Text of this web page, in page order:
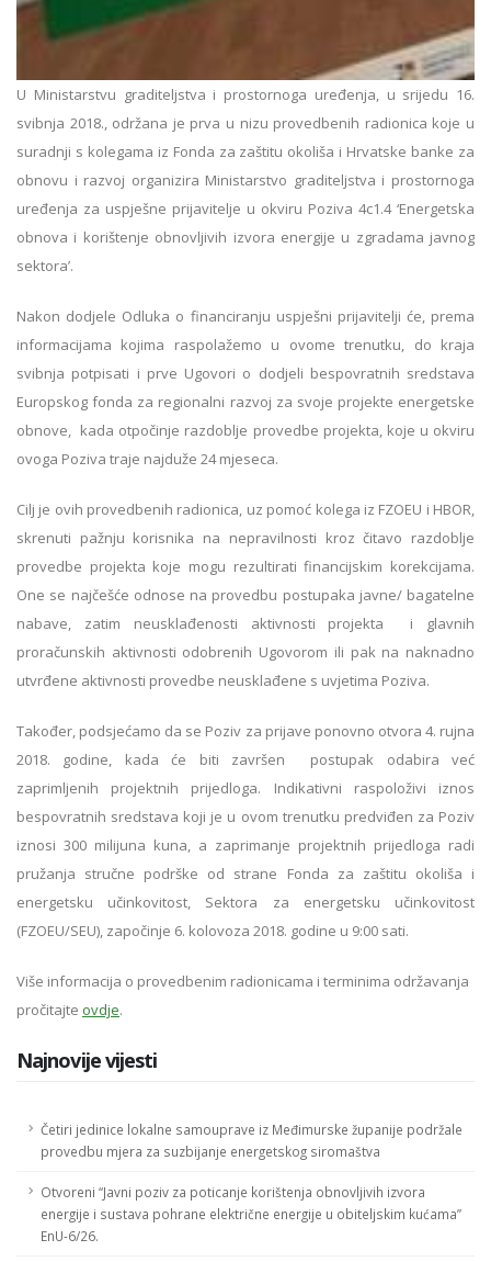
U Ministarstvu graditeljstva i prostornoga uređenja, u srijedu 16.
svibnja 2018., održana je prva u nizu provedbenih radionica koje u
suradnji s kolegama iz Fonda za zaštitu okoliša i Hrvatske banke za
obnovu i razvoj organizira Ministarstvo graditeljstva i prostornoga
uređenja za uspješne prijavitelje u okviru Poziva 4c1.4 ‘Energetska
obnova i korištenje obnovljivih izvora energije u zgradama javnog
sektora’.
Nakon dodjele Odluka o financiranju uspješni prijavitelji će, prema
informacijama kojima raspolažemo u ovome trenutku, do kraja
svibnja potpisati i prve Ugovori o dodjeli bespovratnih sredstava
Europskog fonda za regionalni razvoj za svoje projekte energetske
obnove, kada otpočinje razdoblje provedbe projekta, koje u okviru
ovoga Poziva traje najduže 24 mjeseca.
Cilj je ovih provedbenih radionica, uz pomoć kolega iz FZOEU i HBOR,
skrenuti pažnju korisnika na nepravilnosti kroz čitavo razdoblje
provedbe projekta koje mogu rezultirati financijskim korekcijama.
One se najčešće odnose na provedbu postupaka javne/ bagatelne
nabave, zatim neusklađenosti aktivnosti projekta i glavnih
proračunskih aktivnosti odobrenih Ugovorom ili pak na naknadno
utvrđene aktivnosti provedbe neusklađene s uvjetima Poziva.
Također, podsjećamo da se Poziv za prijave ponovno otvora 4. rujna
2018. godine, kada će biti završen postupak odabira već
zaprimljenih projektnih prijedloga. Indikativni raspoloživi iznos
bespovratnih sredstava koji je u ovom trenutku predviđen za Poziv
iznosi 300 milijuna kuna, a zaprimanje projektnih prijedloga radi
pružanja stručne podrške od strane Fonda za zaštitu okoliša i
energetsku učinkovitost, Sektora za energetsku učinkovitost
(FZOEU/SEU), započinje 6. kolovoza 2018. godine u 9:00 sati.
Više informacija o provedbenim radionicama i terminima održavanja
pročitajte ovdje.
Najnovije vijesti
Četiri jedinice lokalne samouprave iz Međimurske županije podržale
provedbu mjera za suzbijanje energetskog siromaštva
Otvoreni “Javni poziv za poticanje korištenja obnovljivih izvora
energije i sustava pohrane električne energije u obiteljskim kućama”
EnU-6/26.